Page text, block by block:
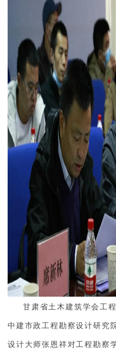
甘肃省土木建筑学会工
中建市政工程勘察设计研究
设计大师张恩祥对工程勘察